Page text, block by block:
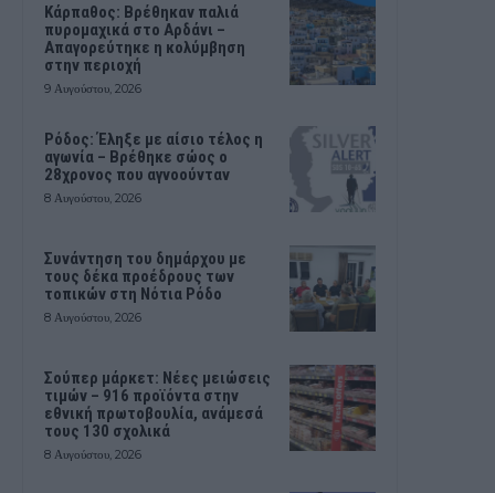
Κάρπαθος: Βρέθηκαν παλιά
πυρομαχικά στο Αρδάνι –
Απαγορεύτηκε η κολύμβηση
στην περιοχή
9 Αυγούστου, 2026
Ρόδος: Έληξε με αίσιο τέλος η
αγωνία – Βρέθηκε σώος ο
28χρονος που αγνοούνταν
8 Αυγούστου, 2026
Συνάντηση του δημάρχου με
τους δέκα προέδρους των
τοπικών στη Νότια Ρόδο
8 Αυγούστου, 2026
Σούπερ μάρκετ: Νέες μειώσεις
τιμών – 916 προϊόντα στην
εθνική πρωτοβουλία, ανάμεσά
τους 130 σχολικά
8 Αυγούστου, 2026